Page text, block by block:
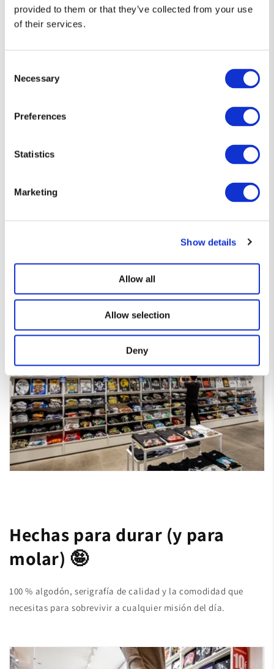
provided to them or that they’ve collected from your use
of their services.
Selection
Necessary
Preferences
Statistics
Marketing
Show details
Allow all
Allow selection
Deny
Diseños que hablan por ti 👕
Si eres de los que prefiere decirlo sin decir nada… esta es tu
Hechas para durar (y para
molar) 🤪
100 % algodón, serigrafía de calidad y la comodidad que
necesitas para sobrevivir a cualquier misión del día.